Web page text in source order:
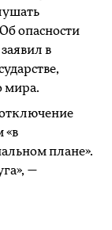
опасности
в
мира.
«в
плане».
—